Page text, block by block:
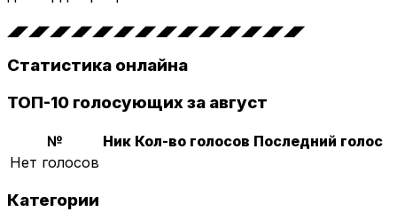
◢◤◢◤◢◤◢◤◢◤◢◤◢◤◢◤◢◤◢◤◢◤◢◤◢◤◢◤
Статистика онлайна
ТОП-10 голосующих за август
№ Ник Кол-во голосов Последний голос
Нет голосов
Категории